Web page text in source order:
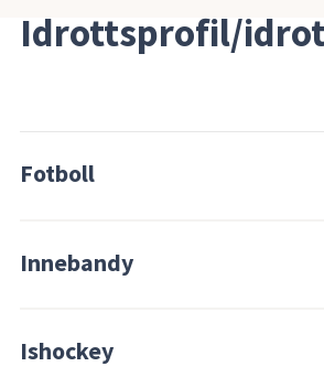
Idrottsprofil/
Fotboll
Innebandy
Ishockey